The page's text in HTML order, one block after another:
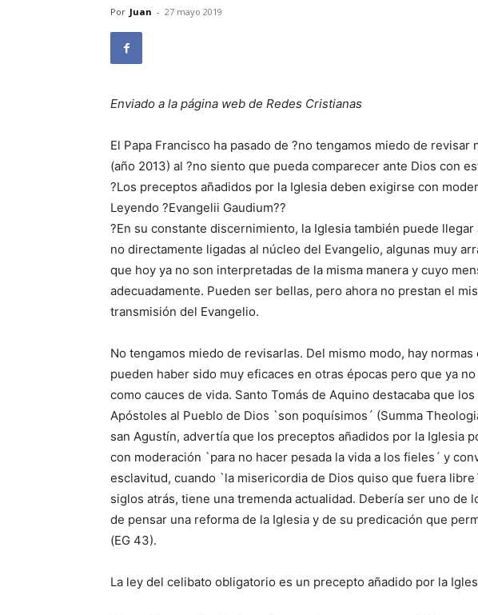
Por Juan - 27 mayo 2019
Enviado a la página web de Redes Cristianas
El Papa Francisco ha pasado de ?no tengamos miedo de
(año 2013) al ?no siento que pueda comparecer ante Dios con
?Los preceptos añadidos por la Iglesia deben exigirse con
Leyendo ?Evangelii Gaudium??
?En su constante discernimiento, la Iglesia también puede
no directamente ligadas al núcleo del Evangelio, algunas muy
que hoy ya no son interpretadas de la misma manera y cuyo
adecuadamente. Pueden ser bellas, pero ahora no prestan el
transmisión del Evangelio.
No tengamos miedo de revisarlas. Del mismo modo, hay
pueden haber sido muy eficaces en otras épocas pero que ya
como cauces de vida. Santo Tomás de Aquino destacaba que
Apóstoles al Pueblo de Dios `son poquísimos´ (Summa
san Agustín, advertía que los preceptos añadidos por la Iglesia
con moderación `para no hacer pesada la vida a los fieles´ y
esclavitud, cuando `la misericordia de Dios quiso que fuera
siglos atrás, tiene una tremenda actualidad. Debería ser uno de
de pensar una reforma de la Iglesia y de su predicación que
(EG 43).
La ley del celibato obligatorio es un precepto añadido por la